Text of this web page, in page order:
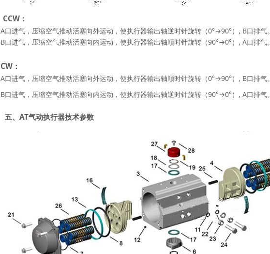
CCW：
A口进气，压缩空气推动活塞向外运动，使执行器输出轴逆时针旋转（0°→90°）, B口排气。
B口进气，压缩空气推动活塞向内运动，使执行器输出轴顺时针旋转（90°→0°）, A口排气。
CW：
A口进气，压缩空气推动活塞向外运动，使执行器输出轴顺时针旋转（0°→90°）, B口排气。
B口进气，压缩空气推动活塞向内运动，使执行器输出轴逆时针旋转（90°→0°）, A口排气。
五、AT气动执行器技术参数